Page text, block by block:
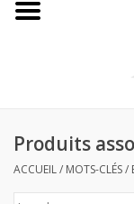
Jouets
Boîtes de
Produits
ACCUEIL/ MOTS-CLÉS/